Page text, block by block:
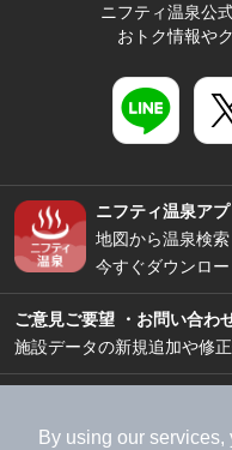
By using our
ニフティ温泉公
おトク情報や
ニフティ温泉アプ
地図から温泉検
今すぐダウンロー
ご意見ご要望 ・お問い合わ
施設データの新規追加や修
加盟店募集（資